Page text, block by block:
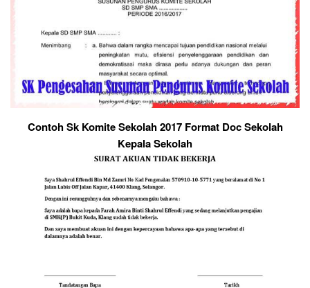
Contoh Sk Komite Sekolah 2017 Format Doc Sekolah
Kepala Sekolah